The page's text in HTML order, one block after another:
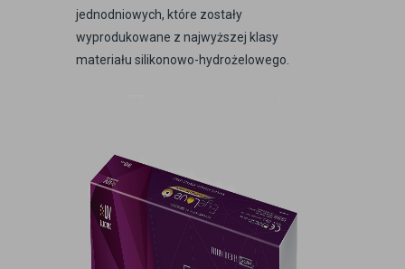
jednodniowych, które zostały
wyprodukowane z najwyższej klasy
materiału silikonowo-hydrożelowego.